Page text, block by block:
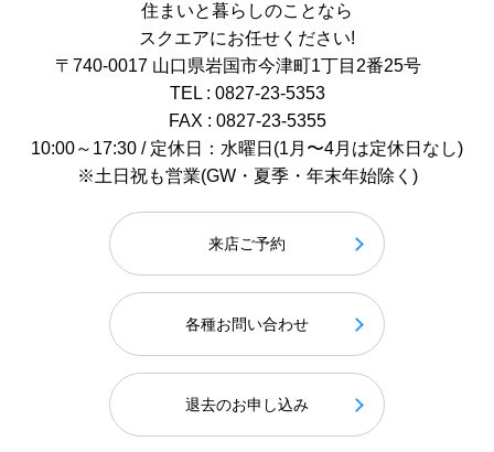
住まいと暮らしのことなら
スクエアにお任せください!
〒740-0017 山口県岩国市今津町1丁目2番25号
TEL : 0827-23-5353
FAX : 0827-23-5355
10:00～17:30 / 定休日：水曜日(1月〜4月は定休日なし)
※土日祝も営業(GW・夏季・年末年始除く)
来店ご予約
各種お問い合わせ
退去のお申し込み